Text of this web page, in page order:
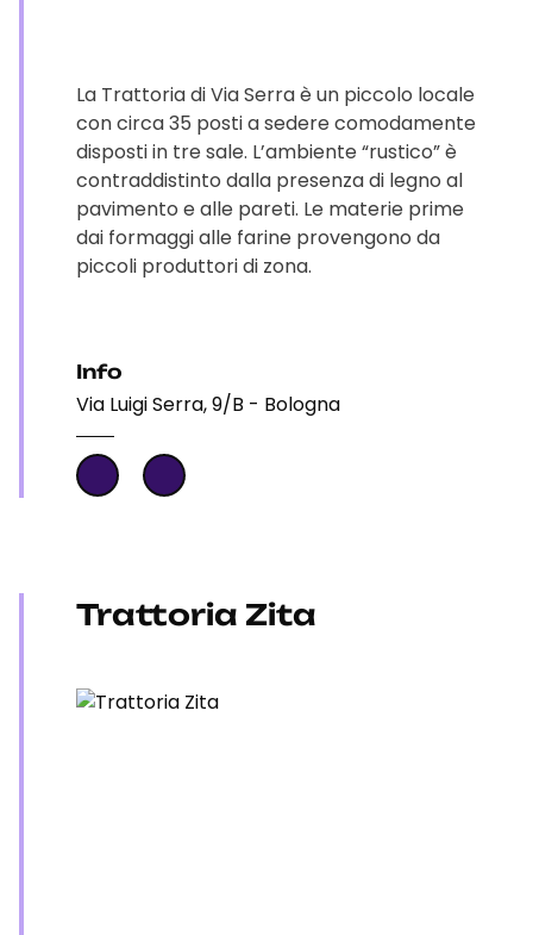
La Trattoria di Via Serra è un piccolo locale
con circa 35 posti a sedere comodamente
disposti in tre sale. L’ambiente “rustico” è
contraddistinto dalla presenza di legno al
pavimento e alle pareti. Le materie prime
dai formaggi alle farine provengono da
piccoli produttori di zona.
Info
Via Luigi Serra, 9/B - Bologna
Trattoria Zita